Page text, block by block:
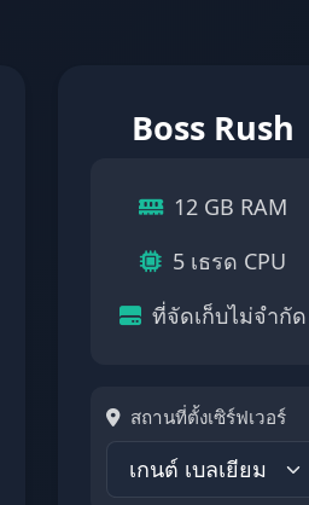
Boss Rush
12 GB RAM
5 เธรด CPU
ที่จัดเก็บไม่จำกัด
สถานที่ตั้งเซิร์ฟเวอร์